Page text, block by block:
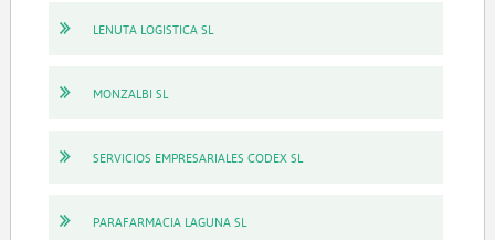
LENUTA LOGISTICA SL
MONZALBI SL
SERVICIOS EMPRESARIALES CODEX SL
PARAFARMACIA LAGUNA SL